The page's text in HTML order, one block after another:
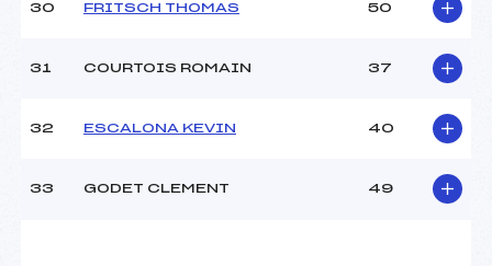
30 FRITSCH THOMAS 50
31 COURTOIS ROMAIN 37
32 ESCALONA KEVIN 40
33 GODET CLEMENT 49